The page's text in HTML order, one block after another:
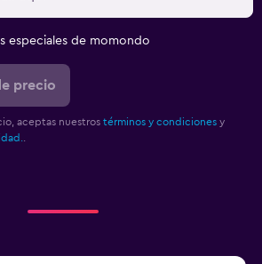
especiales de momondo
precio
aceptas nuestros términos y condiciones y